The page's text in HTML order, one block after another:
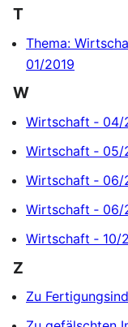
T
Thema:
01/2019
W
Wirtschaft ‐ 04/
Wirtschaft ‐ 05/
Wirtschaft ‐ 06/
Wirtschaft ‐ 06/
Wirtschaft ‐ 10/
Z
Zu